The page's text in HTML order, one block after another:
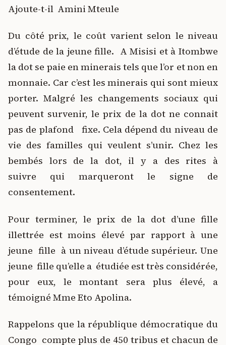
Ajoute-t-il Amini Mteule
Du côté prix, le coût varient selon le niveau
d’étude de la jeune fille. A Misisi et à Itombwe
la dot se paie en minerais tels que l’or et non en
monnaie. Car c’est les minerais qui sont mieux
porter. Malgré les changements sociaux qui
peuvent survenir, le prix de la dot ne connait
pas de plafond fixe. Cela dépend du niveau de
vie des familles qui veulent s’unir. Chez les
bembés lors de la dot, il y a des rites à
suivre qui marqueront le signe de
consentement.
Pour terminer, le prix de la dot d’une fille
illettrée est moins élevé par rapport à une
jeune fille à un niveau d’étude supérieur. Une
jeune fille qu’elle a étudiée est très considérée,
pour eux, le montant sera plus élevé, a
témoigné Mme Eto Apolina.
Rappelons que la république démocratique du
Congo compte plus de 450 tribus et chacun de